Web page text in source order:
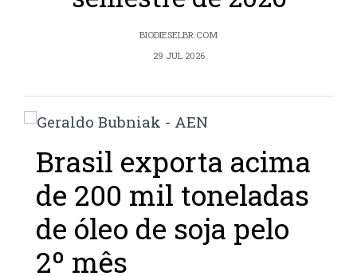
BIODIESELBR.COM
29 JUL 2026
Brasil exporta acima
de 200 mil toneladas
de óleo de soja pelo
2º mês